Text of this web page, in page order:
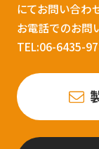
にてお問い合わ
お電話でのお問
TEL:06-6435-